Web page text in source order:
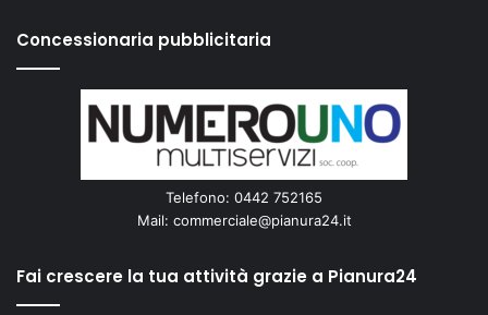
Concessionaria pubblicitaria
Telefono: 0442 752165
Mail: commerciale@pianura24.it
Fai crescere la tua attività grazie a Pianura24